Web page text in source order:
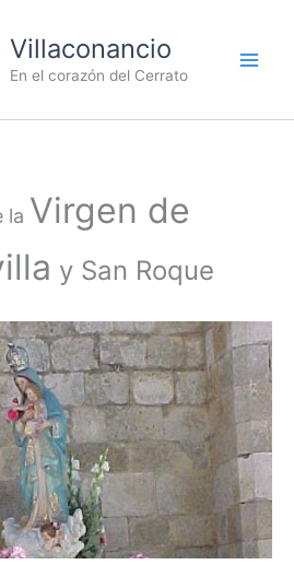
Villaconancio
En el corazón del Cerrato
la Virgen de
y San Roque